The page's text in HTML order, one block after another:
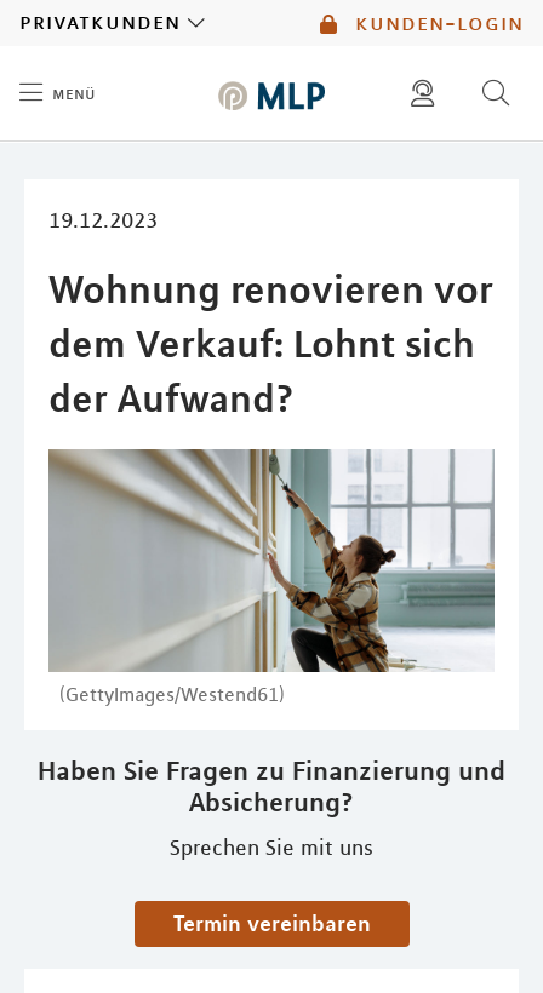
kunden-login
privatkunden
menü
19.12.2023
Wohnung renovieren vor
dem Verkauf: Lohnt sich
der Aufwand?
(GettyImages/Westend61)
Haben Sie Fragen zu Finanzierung und
Absicherung?
Sprechen Sie mit uns
Termin vereinbaren